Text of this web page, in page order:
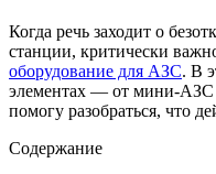
Когда речь заходит о
станции, критически
оборудование для АЗС. В
элементах — от мини-АЗС
помогу разобраться, что
Содержание